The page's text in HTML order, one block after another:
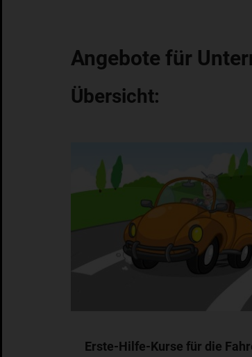
Angebote für
Übersicht:
Erste-Hilfe-Kurse für die